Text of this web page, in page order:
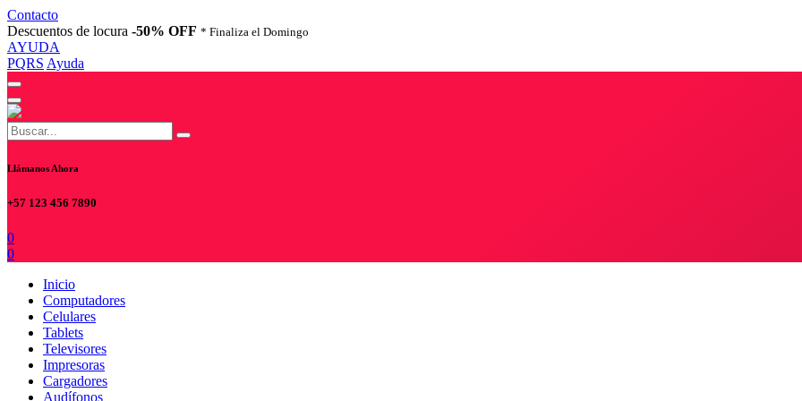
Contacto
Descuentos de locura -50% OFF * Finaliza el Domingo
AYUDA
PQRS Ayuda
Llámanos Ahora
+57 123 456 7890
0
0
Inicio
Computadores
Celulares
Tablets
Televisores
Impresoras
Cargadores
Audífonos